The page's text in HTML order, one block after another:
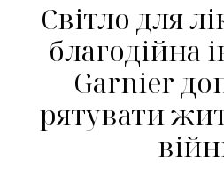
Світло для
благодійна
Garnier
рятувати